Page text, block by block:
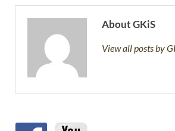
About GKiS
View all posts by